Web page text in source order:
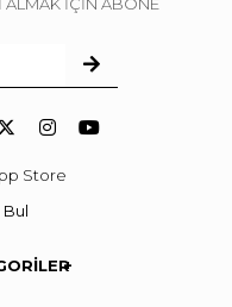
Store